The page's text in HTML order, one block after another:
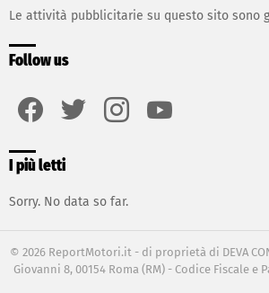
Le attività pubblicitarie su questo sito sono
Follow us
I più letti
Sorry. No data so far.
© 2026 ReportMotori.it - di proprietà di DEVA
Giovanni 8, 00154 Roma (RM) - Codice Fiscale e